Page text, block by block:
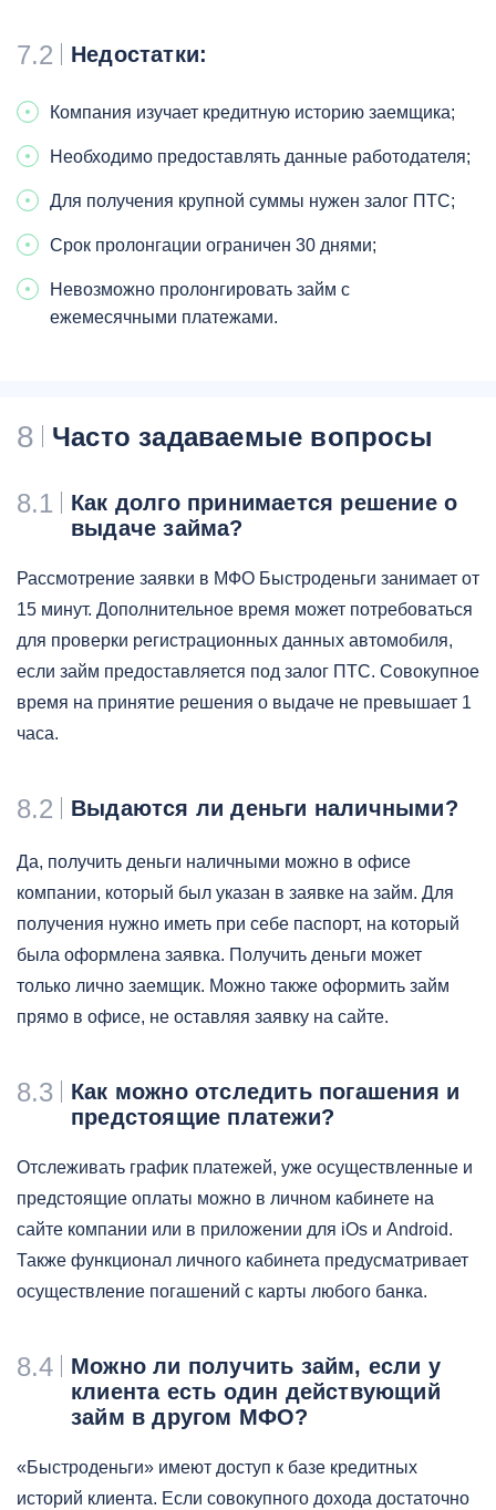
7.2 Недостатки:
Компания изучает кредитную историю заемщика;
Необходимо предоставлять данные работодателя;
Для получения крупной суммы нужен залог ПТС;
Срок пролонгации ограничен 30 днями;
Невозможно пролонгировать займ с
ежемесячными платежами.
8 Часто задаваемые вопросы
8.1
Как долго принимается решение о
выдаче займа?
Рассмотрение заявки в МФО Быстроденьги занимает от
15 минут. Дополнительное время может потребоваться
для проверки регистрационных данных автомобиля,
если займ предоставляется под залог ПТС. Совокупное
время на принятие решения о выдаче не превышает 1
часа.
8.2 Выдаются ли деньги наличными?
Да, получить деньги наличными можно в офисе
компании, который был указан в заявке на займ. Для
получения нужно иметь при себе паспорт, на который
была оформлена заявка. Получить деньги может
только лично заемщик. Можно также оформить займ
прямо в офисе, не оставляя заявку на сайте.
8.3
Как можно отследить погашения и
предстоящие платежи?
Отслеживать график платежей, уже осуществленные и
предстоящие оплаты можно в личном кабинете на
сайте компании или в приложении для iOs и Android.
Также функционал личного кабинета предусматривает
осуществление погашений с карты любого банка.
8.4
Можно ли получить займ, если у
клиента есть один действующий
займ в другом МФО?
«Быстроденьги» имеют доступ к базе кредитных
историй клиента. Если совокупного дохода достаточно